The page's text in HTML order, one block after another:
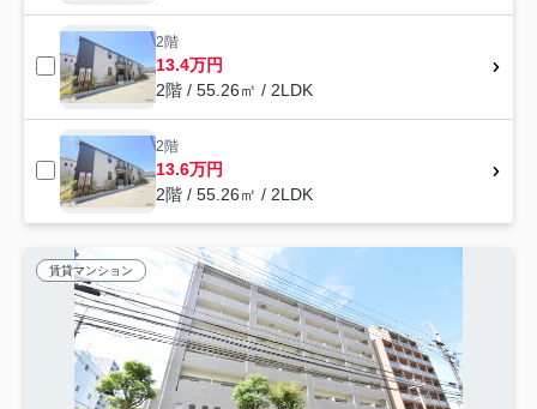
2階
13.4万円
2階 / 55.26㎡ / 2LDK
2階
13.6万円
2階 / 55.26㎡ / 2LDK
賃貸マンション